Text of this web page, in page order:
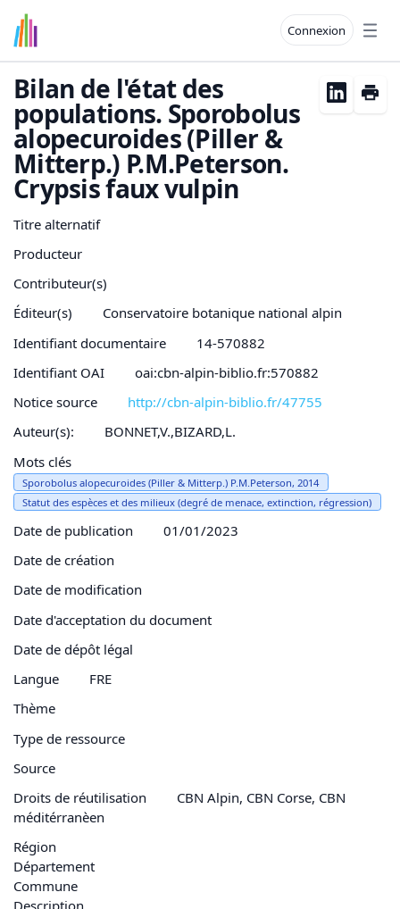
Connexion
Bilan de l'état des
populations. Sporobolus
alopecuroides (Piller &
Mitterp.) P.M.Peterson.
Crypsis faux vulpin
Titre alternatif
Producteur
Contributeur(s)
Éditeur(s)
Conservatoire botanique national alpin
Identifiant documentaire
14-570882
Identifiant OAI
oai:cbn-alpin-biblio.fr:570882
Notice source
http://cbn-alpin-biblio.fr/47755
Auteur(s):
BONNET,V.,BIZARD,L.
Mots clés
Sporobolus alopecuroides (Piller & Mitterp.) P.M.Peterson, 2014
Statut des espèces et des milieux (degré de menace, extinction, régression)
Date de publication
01/01/2023
Date de création
Date de modification
Date d'acceptation du document
Date de dépôt légal
Langue
FRE
Thème
Type de ressource
Source
Droits de réutilisation
CBN Alpin, CBN Corse, CBN
méditérranèen
Région
Département
Commune